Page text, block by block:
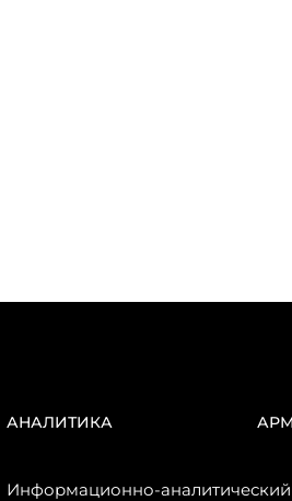
АНАЛИТИКА
Информационно-аналитический